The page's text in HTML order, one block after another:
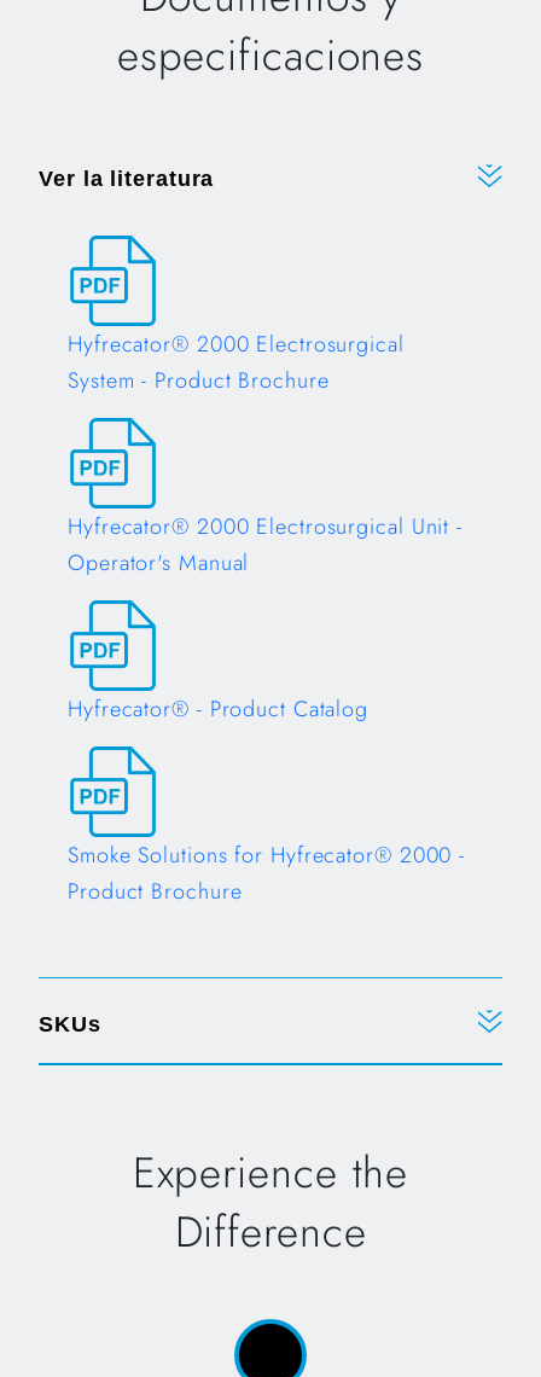
especificaciones
Ver la literatura
Hyfrecator® 2000 Electrosurgical
System - Product Brochure
Opens in a new tab
Hyfrecator® 2000 Electrosurgical Unit -
Operator's Manual
Opens in a new tab
Hyfrecator® - Product Catalog
Opens in a new tab
Smoke Solutions for Hyfrecator® 2000 -
Product Brochure
SKUs
Experience the
Difference